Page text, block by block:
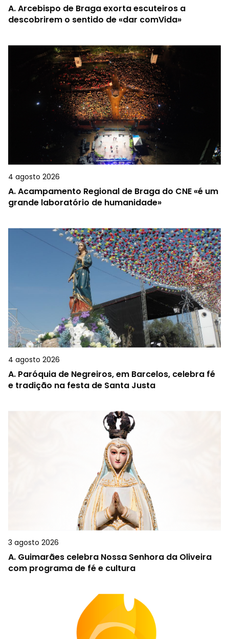
A.Arcebispo de Braga exorta escuteiros a
descobrirem o sentido de «dar comVida»
4 agosto 2026
A.Acampamento Regional de Braga do CNE «é um
grande laboratório de humanidade»
4 agosto 2026
A. Paróquia de Negreiros, em Barcelos, celebra fé
e tradição na festa de Santa Justa
3 agosto 2026
A. Guimarães celebra Nossa Senhora da Oliveira
com programa de fé e cultura